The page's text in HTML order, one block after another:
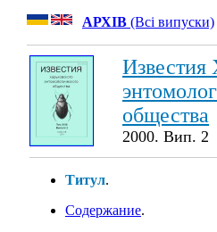
АРХІВ (Всі випуски)
Известия
общества
2000. Вип. 2
Титул.
Содержание.